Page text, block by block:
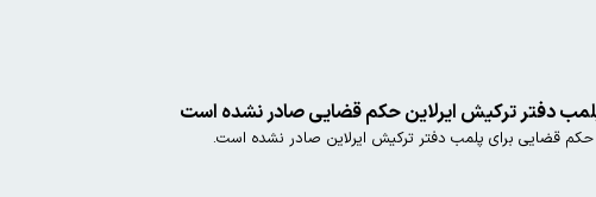
دفتر ترکیش ایرلاین حکم قضایی صادر نشده است
قضایی برای پلمب دفتر ترکیش ایرلاین صادر نشده است.